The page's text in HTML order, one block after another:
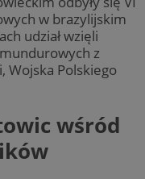
w brazylijskim
udział wzięli
z
Wojska Polskiego
wśród